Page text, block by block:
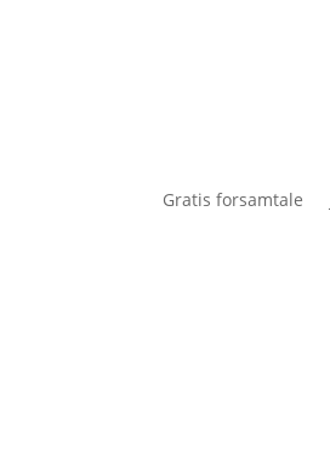
Gratis forsamtale